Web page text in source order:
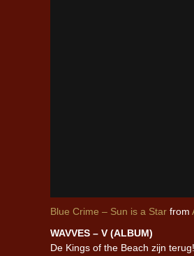
Blue Crime – Sun is a Star from
WAVVES – V (ALBUM)
De Kings of the Beach zijn